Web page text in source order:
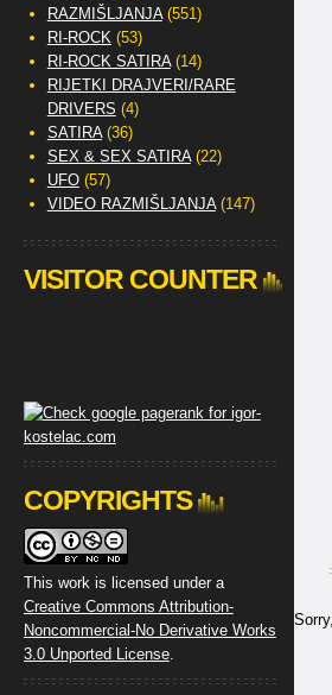
RAZMIŠLJANJA(551)
RI-ROCK(53)
RI-ROCK SATIRA(14)
RIJETKI DRAJVERI/RARE
DRIVERS (4)
SATIRA(36)
SEX & SEX SATIRA(22)
UFO(57)
VIDEO RAZMIŠLJANJA(147)
VISITOR COUNTER
COPYRIGHTS
This work is licensed under a
Creative Commons Attribution-
Noncommercial-No Derivative Works
3.0 Unported License.